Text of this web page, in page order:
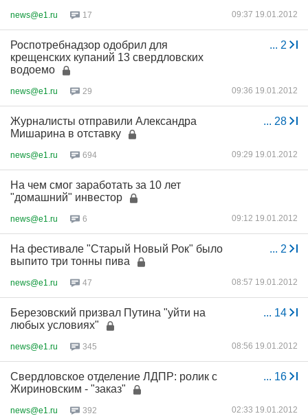
news@e1.ru 17 09:37 19.01.2012
... 2
Роспотребнадзор одобрил для
крещенских купаний 13 свердловских
водоемо
news@e1.ru 29 09:36 19.01.2012
... 28
Журналисты отправили Александра
Мишарина в отставку
news@e1.ru 694 09:29 19.01.2012
На чем смог заработать за 10 лет
"домашний" инвестор
news@e1.ru 6 09:12 19.01.2012
... 2
На фестивале "Старый Новый Рок" было
выпито три тонны пива
news@e1.ru 47 08:57 19.01.2012
... 14
Березовский призвал Путина "уйти на
любых условиях"
news@e1.ru 345 08:56 19.01.2012
... 16
Свердловское отделение ЛДПР: ролик с
Жириновским - "заказ"
news@e1.ru 392 02:33 19.01.2012